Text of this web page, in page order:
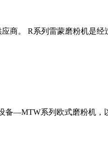
商。 R系列雷蒙磨粉机是
—MTW系列欧式磨粉机，